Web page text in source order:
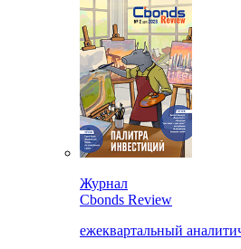
Журнал
Cbonds Review
ежеквартальный